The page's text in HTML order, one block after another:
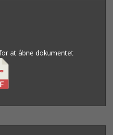
at åbne dokumentet